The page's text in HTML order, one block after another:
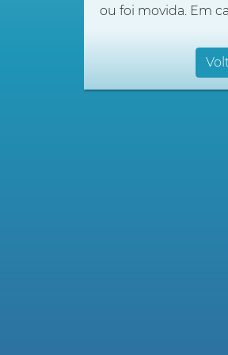
ou foi movida. Em